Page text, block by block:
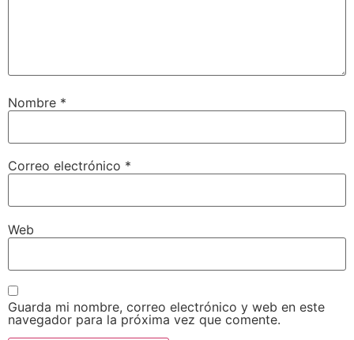
Nombre *
Correo electrónico *
Web
Guarda mi nombre, correo electrónico y web en este
navegador para la próxima vez que comente.